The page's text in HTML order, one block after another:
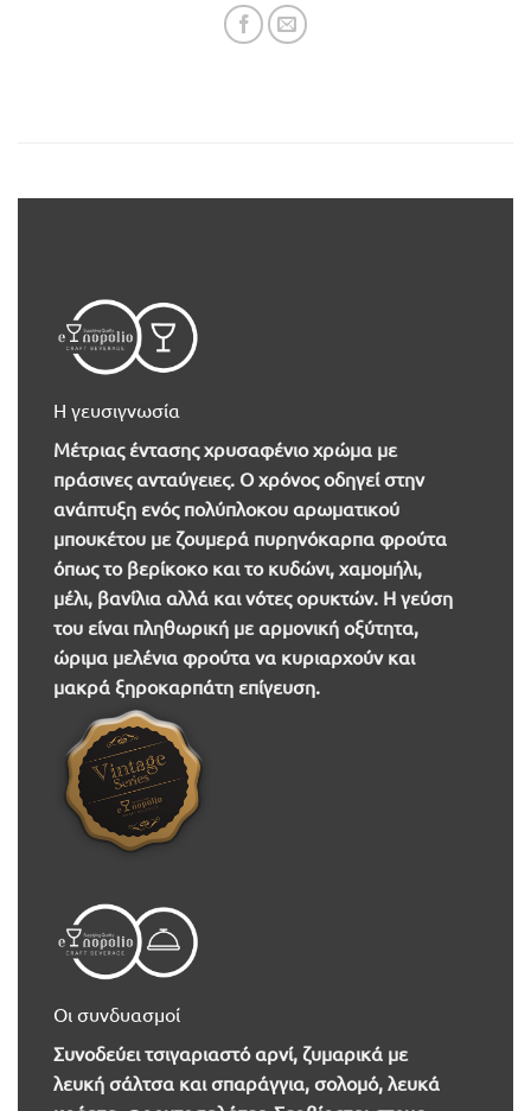
Η γευσιγνωσία
Μέτριας έντασης χρυσαφένιο χρώμα με
πράσινες ανταύγειες. Ο χρόνος οδηγεί στην
ανάπτυξη ενός πολύπλοκου αρωματικού
μπουκέτου με ζουμερά πυρηνόκαρπα φρούτα
όπως το βερίκοκο και το κυδώνι, χαμομήλι,
μέλι, βανίλια αλλά και νότες ορυκτών. Η γεύση
του είναι πληθωρική με αρμονική οξύτητα,
ώριμα μελένια φρούτα να κυριαρχούν και
μακρά ξηροκαρπάτη επίγευση.
Οι συνδυασμοί
Συνοδεύει τσιγαριαστό αρνί, ζυμαρικά με
λευκή σάλτσα και σπαράγγια, σολομό, λευκά